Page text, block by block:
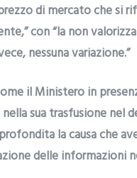
di mercato che si
con “la non
nessuna variazione.”
il Ministero in
sua trasfusione
la causa che
delle informazioni